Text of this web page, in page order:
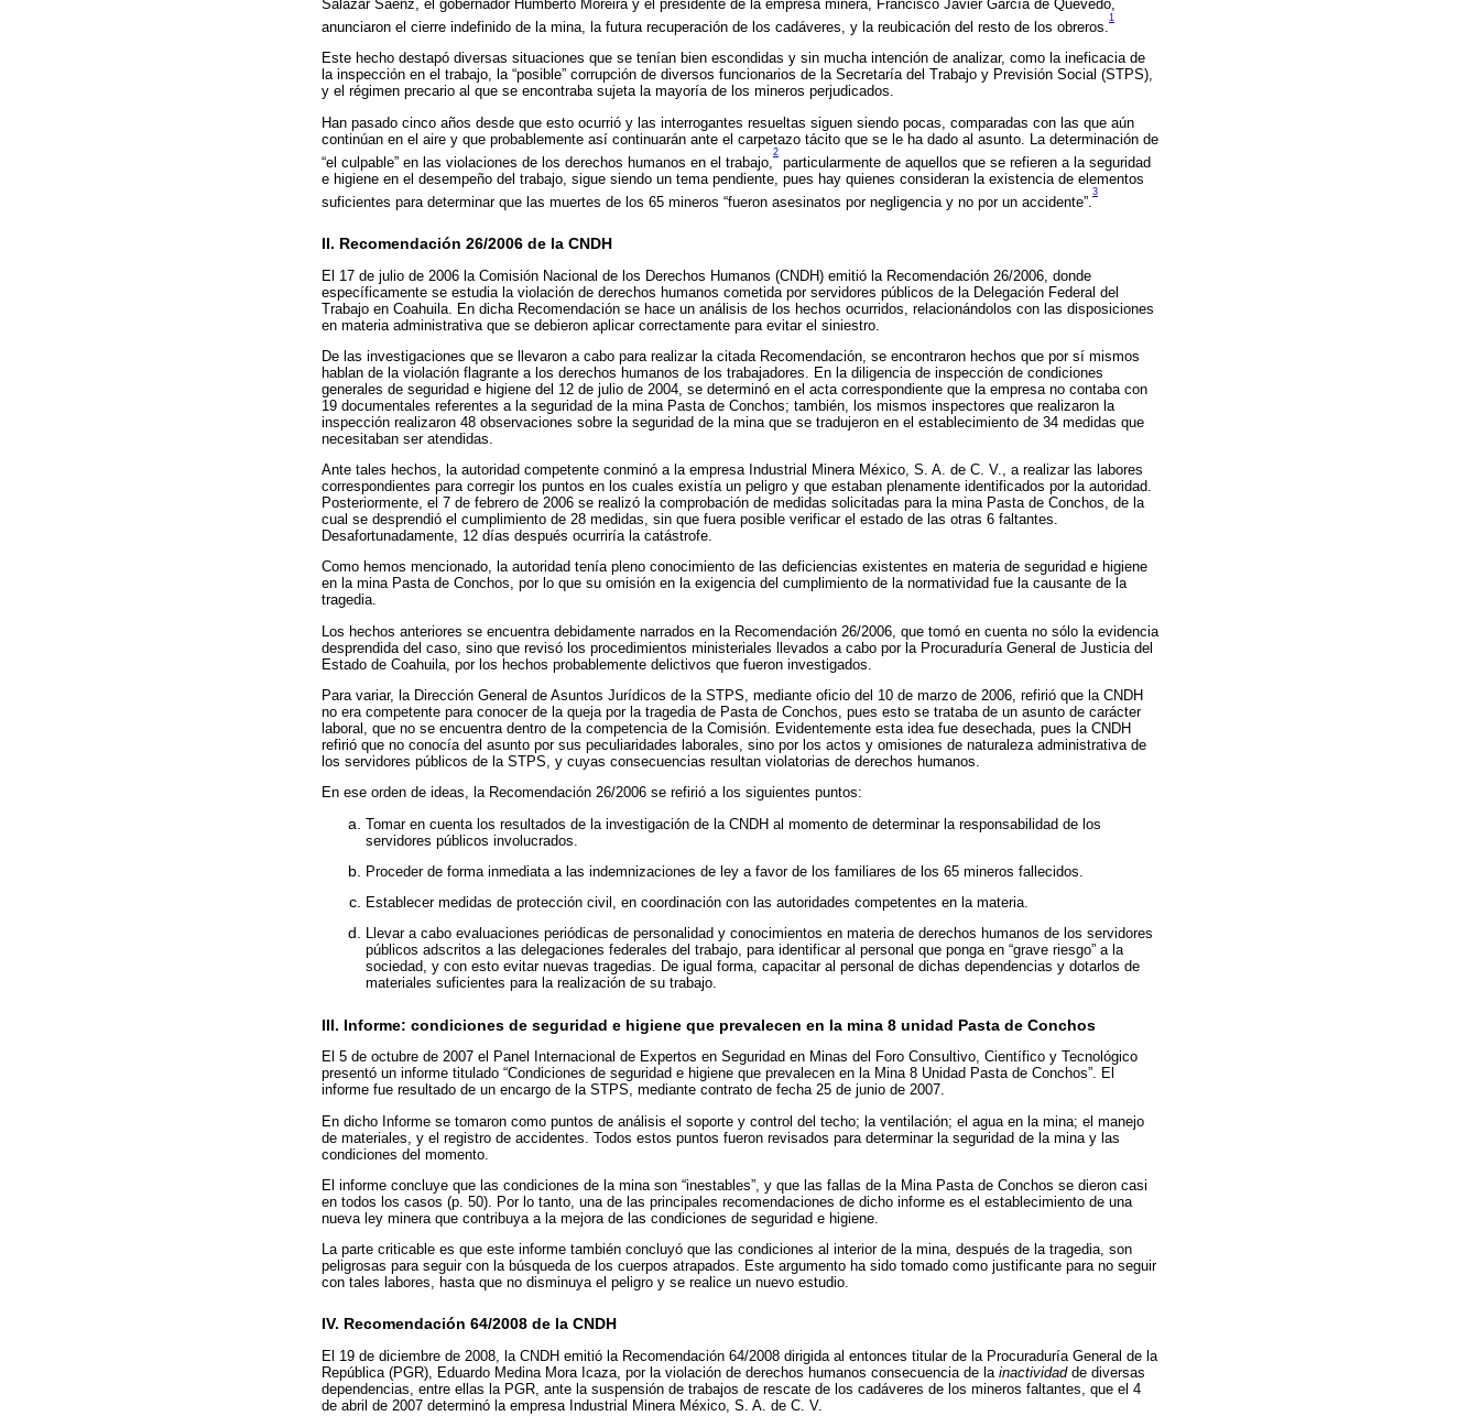
Salazar Sáenz, el gobernador Humberto Moreira y el presidente de la empresa minera, Francisco Javier García de Quevedo,
anunciaron el cierre indefinido de la mina, la futura recuperación de los cadáveres, y la reubicación del resto de los obreros.
1
Este hecho destapó diversas situaciones que se tenían bien escondidas y sin mucha intención de analizar, como la ineficacia de
la inspección en el trabajo, la “posible” corrupción de diversos funcionarios de la Secretaría del Trabajo y Previsión Social (STPS),
y el régimen precario al que se encontraba sujeta la mayoría de los mineros perjudicados.
Han pasado cinco años desde que esto ocurrió y las interrogantes resueltas siguen siendo pocas, comparadas con las que aún
continúan en el aire y que probablemente así continuarán ante el carpetazo tácito que se le ha dado al asunto. La determinación de
“el culpable” en las violaciones de los derechos humanos en el trabajo,
2
particularmente de aquellos que se refieren a la seguridad
e higiene en el desempeño del trabajo, sigue siendo un tema pendiente, pues hay quienes consideran la existencia de elementos
suficientes para determinar que las muertes de los 65 mineros “fueron asesinatos por negligencia y no por un accidente”.
3
II. Recomendación 26/2006 de la CNDH
El 17 de julio de 2006 la Comisión Nacional de los Derechos Humanos (CNDH) emitió la Recomendación 26/2006, donde
específicamente se estudia la violación de derechos humanos cometida por servidores públicos de la Delegación Federal del
Trabajo en Coahuila. En dicha Recomendación se hace un análisis de los hechos ocurridos, relacionándolos con las disposiciones
en materia administrativa que se debieron aplicar correctamente para evitar el siniestro.
De las investigaciones que se llevaron a cabo para realizar la citada Recomendación, se encontraron hechos que por sí mismos
hablan de la violación flagrante a los derechos humanos de los trabajadores. En la diligencia de inspección de condiciones
generales de seguridad e higiene del 12 de julio de 2004, se determinó en el acta correspondiente que la empresa no contaba con
19 documentales referentes a la seguridad de la mina Pasta de Conchos; también, los mismos inspectores que realizaron la
inspección realizaron 48 observaciones sobre la seguridad de la mina que se tradujeron en el establecimiento de 34 medidas que
necesitaban ser atendidas.
Ante tales hechos, la autoridad competente conminó a la empresa Industrial Minera México, S. A. de C. V., a realizar las labores
correspondientes para corregir los puntos en los cuales existía un peligro y que estaban plenamente identificados por la autoridad.
Posteriormente, el 7 de febrero de 2006 se realizó la comprobación de medidas solicitadas para la mina Pasta de Conchos, de la
cual se desprendió el cumplimiento de 28 medidas, sin que fuera posible verificar el estado de las otras 6 faltantes.
Desafortunadamente, 12 días después ocurriría la catástrofe.
Como hemos mencionado, la autoridad tenía pleno conocimiento de las deficiencias existentes en materia de seguridad e higiene
en la mina Pasta de Conchos, por lo que su omisión en la exigencia del cumplimiento de la normatividad fue la causante de la
tragedia.
Los hechos anteriores se encuentra debidamente narrados en la Recomendación 26/2006, que tomó en cuenta no sólo la evidencia
desprendida del caso, sino que revisó los procedimientos ministeriales llevados a cabo por la Procuraduría General de Justicia del
Estado de Coahuila, por los hechos probablemente delictivos que fueron investigados.
Para variar, la Dirección General de Asuntos Jurídicos de la STPS, mediante oficio del 10 de marzo de 2006, refirió que la CNDH
no era competente para conocer de la queja por la tragedia de Pasta de Conchos, pues esto se trataba de un asunto de carácter
laboral, que no se encuentra dentro de la competencia de la Comisión. Evidentemente esta idea fue desechada, pues la CNDH
refirió que no conocía del asunto por sus peculiaridades laborales, sino por los actos y omisiones de naturaleza administrativa de
los servidores públicos de la STPS, y cuyas consecuencias resultan violatorias de derechos humanos.
En ese orden de ideas, la Recomendación 26/2006 se refirió a los siguientes puntos:
Tomar en cuenta los resultados de la investigación de la CNDH al momento de determinar la responsabilidad de los
servidores públicos involucrados.
Proceder de forma inmediata a las indemnizaciones de ley a favor de los familiares de los 65 mineros fallecidos.
Establecer medidas de protección civil, en coordinación con las autoridades competentes en la materia.
Llevar a cabo evaluaciones periódicas de personalidad y conocimientos en materia de derechos humanos de los servidores
públicos adscritos a las delegaciones federales del trabajo, para identificar al personal que ponga en “grave riesgo” a la
sociedad, y con esto evitar nuevas tragedias. De igual forma, capacitar al personal de dichas dependencias y dotarlos de
materiales suficientes para la realización de su trabajo.
III. Informe: condiciones de seguridad e higiene que prevalecen en la mina 8 unidad Pasta de Conchos
El 5 de octubre de 2007 el Panel Internacional de Expertos en Seguridad en Minas del Foro Consultivo, Científico y Tecnológico
presentó un informe titulado “Condiciones de seguridad e higiene que prevalecen en la Mina 8 Unidad Pasta de Conchos”. El
informe fue resultado de un encargo de la STPS, mediante contrato de fecha 25 de junio de 2007.
En dicho Informe se tomaron como puntos de análisis el soporte y control del techo; la ventilación; el agua en la mina; el manejo
de materiales, y el registro de accidentes. Todos estos puntos fueron revisados para determinar la seguridad de la mina y las
condiciones del momento.
El informe concluye que las condiciones de la mina son “inestables”, y que las fallas de la Mina Pasta de Conchos se dieron casi
en todos los casos (p. 50). Por lo tanto, una de las principales recomendaciones de dicho informe es el establecimiento de una
nueva ley minera que contribuya a la mejora de las condiciones de seguridad e higiene.
La parte criticable es que este informe también concluyó que las condiciones al interior de la mina, después de la tragedia, son
peligrosas para seguir con la búsqueda de los cuerpos atrapados. Este argumento ha sido tomado como justificante para no seguir
con tales labores, hasta que no disminuya el peligro y se realice un nuevo estudio.
IV. Recomendación 64/2008 de la CNDH
El 19 de diciembre de 2008, la CNDH emitió la Recomendación 64/2008 dirigida al entonces titular de la Procuraduría General de la
República (PGR), Eduardo Medina Mora Icaza, por la violación de derechos humanos consecuencia de la inactividadde diversas
dependencias, entre ellas la PGR, ante la suspensión de trabajos de rescate de los cadáveres de los mineros faltantes, que el 4
de abril de 2007 determinó la empresa Industrial Minera México, S. A. de C. V.